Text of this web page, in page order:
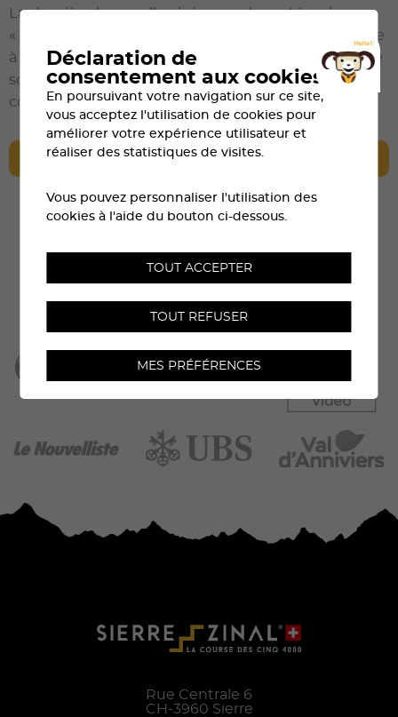
La dernière heure d’arrivée pour les catégories
« Touristes » et « Coureurs » possible à Zinal est fixée
à 17:30:59. Après cette heure, les participants qui ne
sont pas encore arrivés seront considérés hors
course.
ART.21 BARRIÈRES HORAIRES
Rue Centrale 6
CH-3960 Sierre
Déclaration de
consentement aux cookies
En poursuivant votre navigation sur ce site,
vous acceptez l'utilisation de cookies pour
améliorer votre expérience utilisateur et
réaliser des statistiques de visites.
Vous pouvez personnaliser l'utilisation des
cookies à l'aide du bouton ci-dessous.
TOUT ACCEPTER
TOUT REFUSER
MES PRÉFÉRENCES